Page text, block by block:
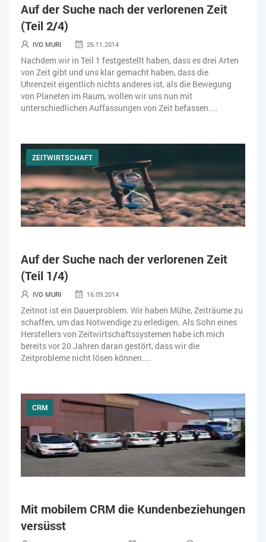
Auf der Suche nach der verlorenen Zeit
(Teil 2/4)
IVO MURI 26.11.2014
Nachdem wir in Teil 1 festgestellt haben, dass es drei Arten
von Zeit gibt und uns klar gemacht haben, dass die
Uhrenzeit eigentlich nichts anderes ist, als die Bewegung
von Planeten im Raum, wollen wir uns nun mit
unterschiedlichen Auffassungen von Zeit befassen....
ZEITWIRTSCHAFT
Auf der Suche nach der verlorenen Zeit
(Teil 1/4)
IVO MURI 16.09.2014
Zeitnot ist ein Dauerproblem. Wir haben Mühe, Zeiträume zu
schaffen, um das Notwendige zu erledigen. Als Sohn eines
Herstellers von Zeitwirtschaftssystemen habe ich mich
bereits vor 20 Jahren daran gestört, dass wir die
Zeitprobleme nicht lösen können....
CRM
Mit mobilem CRM die Kundenbeziehungen
versüsst